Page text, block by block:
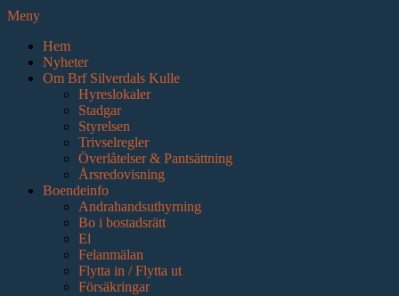
Meny
Hem
Nyheter
Om Brf Silverdals Kulle
Hyreslokaler
Stadgar
Styrelsen
Trivselregler
Överlåtelser & Pantsättning
Årsredovisning
Boendeinfo
Andrahandsuthyrning
Bo i bostadsrätt
El
Felanmälan
Flytta in / Flytta ut
Försäkringar